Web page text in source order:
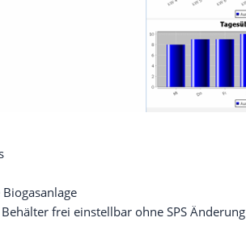
frei einstellbar ohne SPS Änderung